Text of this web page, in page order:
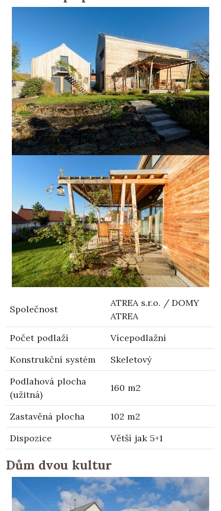
Společnost
ATREA s.r.o. / DOMY
ATREA
Počet podlaží
Vícepodlažní
Konstrukční systém
Skeletový
Podlahová plocha
(užitná)
160 m2
Zastavěná plocha
102 m2
Dispozice
Větší jak 5+1
Dům dvou kultur